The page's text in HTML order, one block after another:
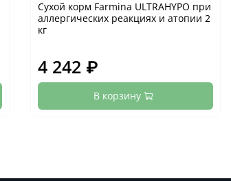
Сухой корм Farmina ULTRAHYPO при
аллергических реакциях и атопии 2
кг
4 242 ₽
В корзину